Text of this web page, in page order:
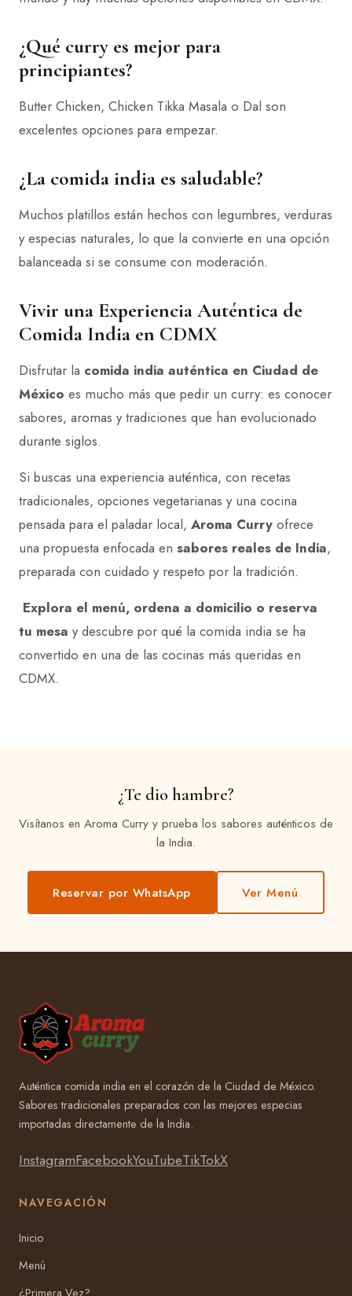
¿Qué curry es mejor para
principiantes?
Butter Chicken, Chicken Tikka Masala o Dal son
excelentes opciones para empezar.
¿La comida india es saludable?
Muchos platillos están hechos con legumbres, verduras
y especias naturales, lo que la convierte en una opción
balanceada si se consume con moderación.
Vivir una Experiencia Auténtica de
Comida India en CDMX
Disfrutar la comida india auténtica en Ciudad de
México es mucho más que pedir un curry: es conocer
sabores, aromas y tradiciones que han evolucionado
durante siglos.
Si buscas una experiencia auténtica, con recetas
tradicionales, opciones vegetarianas y una cocina
pensada para el paladar local, Aroma Curry ofrece
una propuesta enfocada en sabores reales de India,
preparada con cuidado y respeto por la tradición.
Explora el menú, ordena a domicilio o reserva
tu mesa y descubre por qué la comida india se ha
convertido en una de las cocinas más queridas en
CDMX.
¿Te dio hambre?
Visítanos en Aroma Curry y prueba los sabores auténticos de
la India.
Reservar por WhatsApp Ver Menú
Auténtica comida india en el corazón de la Ciudad de México.
Sabores tradicionales preparados con las mejores especias
importadas directamente de la India.
InstagramFacebookYouTubeTikTokX
NAVEGACIÓN
Inicio
Menú
¿Primera Vez?